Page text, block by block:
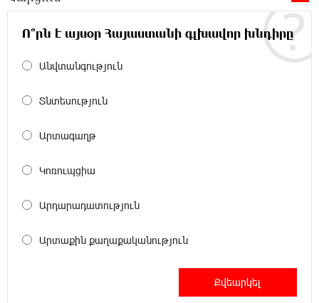
20:14:36 8-08-2026
Ճապոնական Յակիշիմե կերամիկայի
օգոստոսի 30-ը
19:55:28 8-08-2026
19:19:12 8-08-2026
Ո՞րն է այսօր Հայաստանի գլխավոր խնդիրը
Անվտանգություն
Տնտեսություն
Արտագաղթ
Կոռուպցիա
Արդարադատություն
Արտաքին քաղաքականություն